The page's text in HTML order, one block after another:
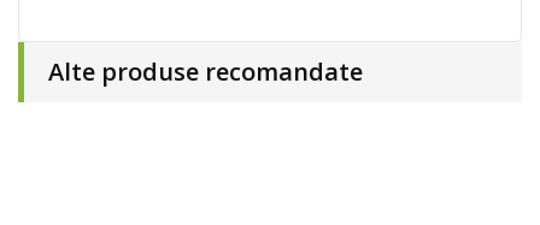
Alte produse recomandate